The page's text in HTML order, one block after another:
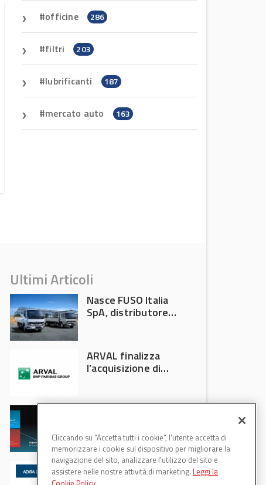
officine 286
filtri 203
lubrificanti 187
mercato auto 163
Ultimi Articoli
Nasce FUSO Italia
SpA, distributore
ARVAL finalizza
l’acquisizione di
Francoforte 2026
WDB Automotive
(Axitecnica) e Di.Pa.
Cliccando su “Accetta tutti i cookie”, l'utente accetta di
memorizzare i cookie sul dispositivo per migliorare la
navigazione del sito, analizzare l'utilizzo del sito e
assistere nelle nostre attività di marketing. Leggi la